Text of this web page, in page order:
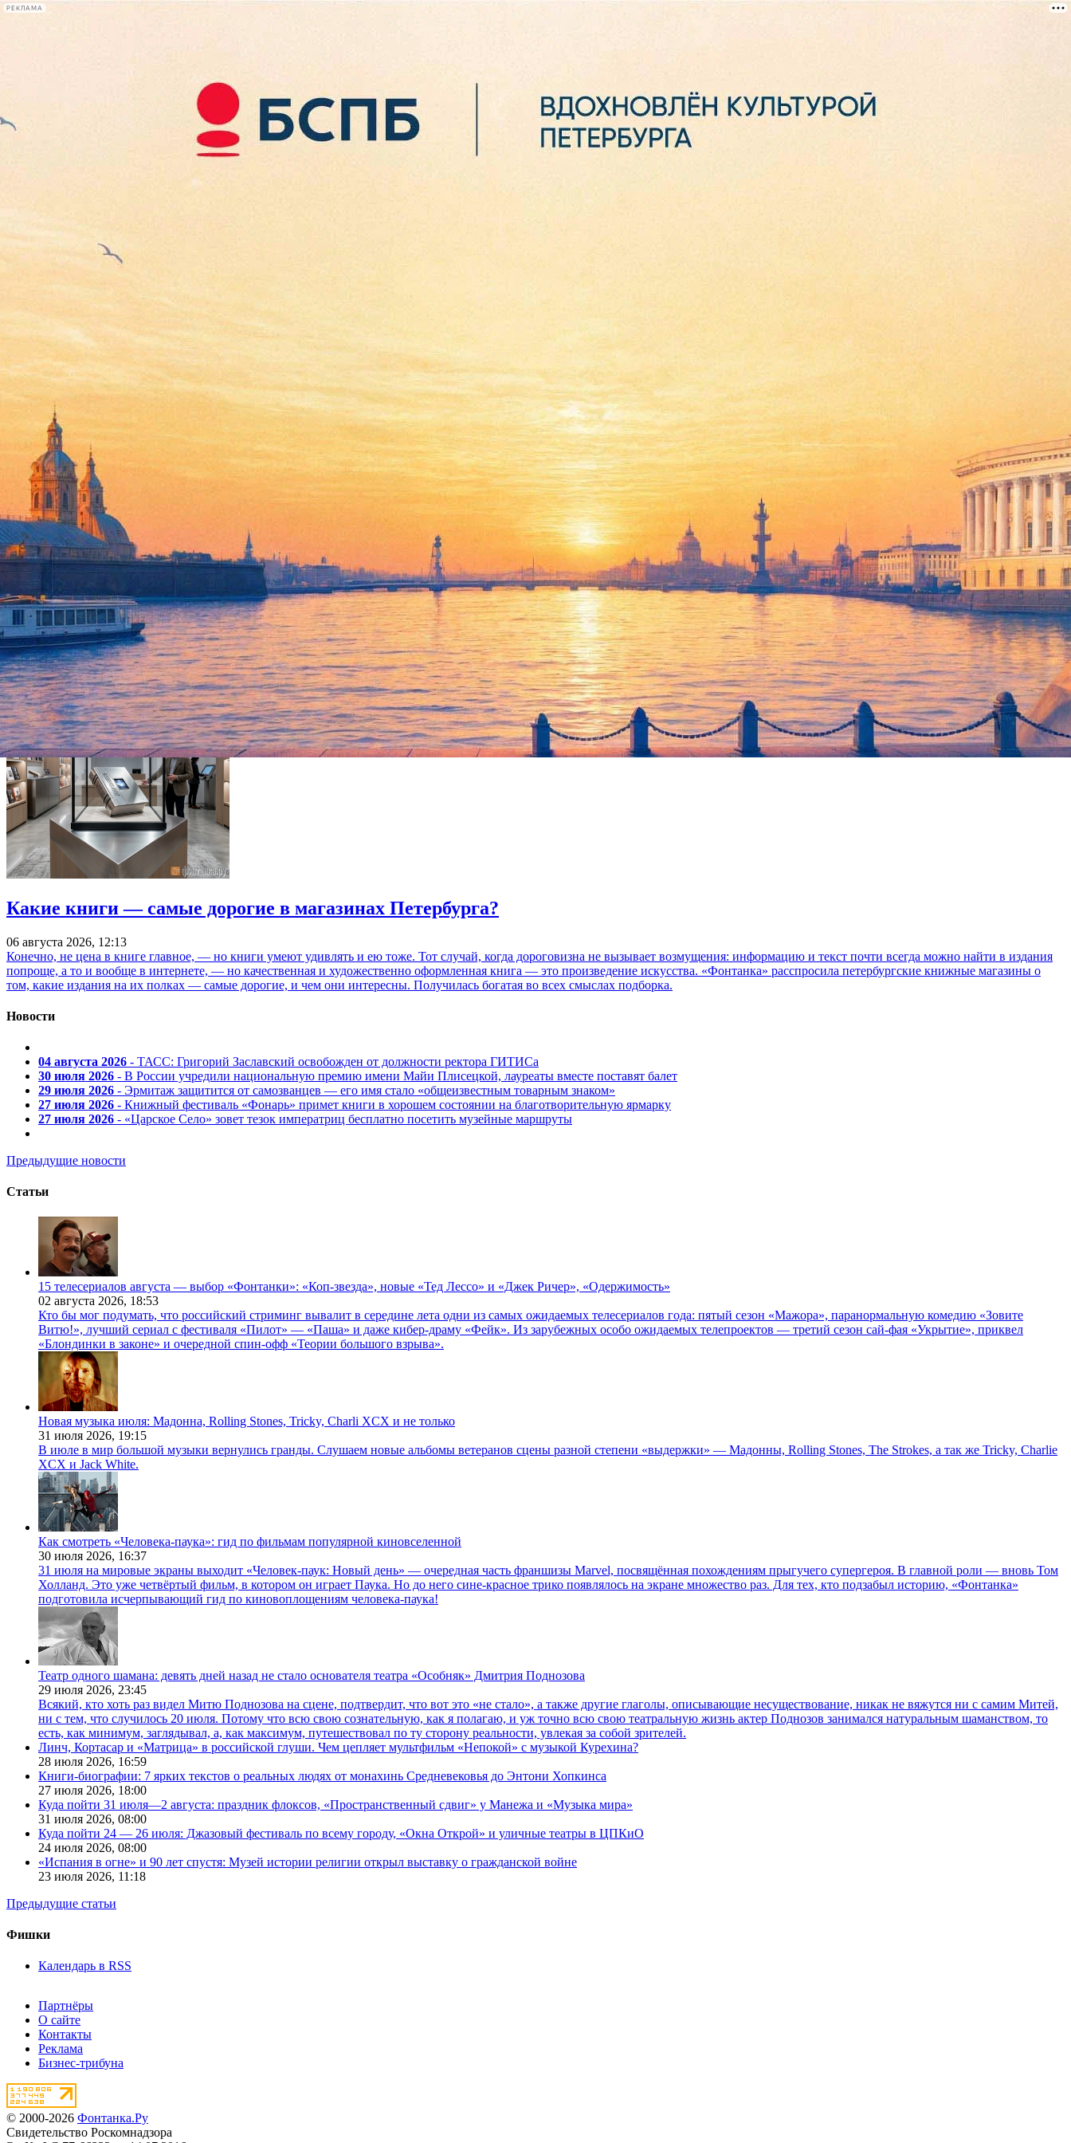
РЕКЛАМА
лекции
книги
На Дворцовой площади выступит группа Therr Maitz
07 августа 2017,
Стало известно, какой музыкальный коллектив выступит на открытии фестиваля «Послание к человеку», которое запланировано на Дворцовой площади 15 сентября. В рамках церемонии
пройдет концерт российского коллектива Therr Maitz. Инди-группа вокалиста, клавишника и продюсера Антона Беляева в прошлом году получила статус лучшей из российских по версии
MTV Europe Music Awards.
Кроме того, в рамках церемонии публика под открытым небом посмотрит фильм-открытие фестиваля – «Человек с киноаппаратом» Дзиги Вертова, снятый в 1929 году.
Побывать на показе и на концерте можно будет бесплатно. Фестиваль «Послание к человеку» пройдет с 15 по 22 сентября. Как ранееписала
«Фонтанка», в жюри документальных фильмов
войдет французский писатель и режиссер Фредерик Бегбедер.
Фонтанка.ру
Какие книги — самые дорогие в магазинах Петербурга?
06 августа 2026, 12:13
Конечно, не цена в книге главное, — но книги умеют удивлять и ею тоже. Тот случай, когда дороговизна не вызывает возмущения: информацию и текст почти всегда можно найти в издания
попроще, а то и вообще в интернете, — но качественная и художественно оформленная книга — это произведение искусства. «Фонтанка» расспросила петербургские книжные магазины о
том, какие издания на их полках — самые дорогие, и чем они интересны. Получилась богатая во всех смыслах подборка.
Новости
04 августа 2026 - ТАСС: Григорий Заславский освобожден от должности ректора ГИТИСа
30 июля 2026 - В России учредили национальную премию имени Майи Плисецкой, лауреаты вместе поставят балет
29 июля 2026 - Эрмитаж защитится от самозванцев — его имя стало «общеизвестным товарным знаком»
27 июля 2026 - Книжный фестиваль «Фонарь» примет книги в хорошем состоянии на благотворительную ярмарку
27 июля 2026 - «Царское Село» зовет тезок императриц бесплатно посетить музейные маршруты
Предыдущие новости
Статьи
15 телесериалов августа — выбор «Фонтанки»: «Коп-звезда», новые «Тед Лессо» и «Джек Ричер», «Одержимость»
02 августа 2026, 18:53
Кто бы мог подумать, что российский стриминг вывалит в середине лета одни из самых ожидаемых телесериалов года: пятый сезон «Мажора», паранормальную комедию «Зовите
Витю!», лучший сериал с фестиваля «Пилот» — «Паша» и даже кибер-драму «Фейк». Из зарубежных особо ожидаемых телепроектов — третий сезон сай-фая «Укрытие», приквел
«Блондинки в законе» и очередной спин-офф «Теории большого взрыва».
Новая музыка июля: Мадонна, Rolling Stones, Tricky, Charli XCX и не только
31 июля 2026, 19:15
В июле в мир большой музыки вернулись гранды. Слушаем новые альбомы ветеранов сцены разной степени «выдержки» — Мадонны, Rolling Stones, The Strokes, а так же Tricky, Charlie
XCX и Jack White.
Как смотреть «Человека-паука»: гид по фильмам популярной киновселенной
30 июля 2026, 16:37
31 июля на мировые экраны выходит «Человек-паук: Новый день» — очередная часть франшизы Marvel, посвящённая похождениям прыгучего супергероя. В главной роли — вновь Том
Холланд. Это уже четвёртый фильм, в котором он играет Паука. Но до него сине-красное трико появлялось на экране множество раз. Для тех, кто подзабыл историю, «Фонтанка»
подготовила исчерпывающий гид по киновоплощениям человека-паука!
Театр одного шамана: девять дней назад не стало основателя театра «Особняк» Дмитрия Поднозова
29 июля 2026, 23:45
Всякий, кто хоть раз видел Митю Поднозова на сцене, подтвердит, что вот это «не стало», а также другие глаголы, описывающие несуществование, никак не вяжутся ни с самим Митей,
ни с тем, что случилось 20 июля. Потому что всю свою сознательную, как я полагаю, и уж точно всю свою театральную жизнь актер Поднозов занимался натуральным шаманством, то
есть, как минимум, заглядывал, а, как максимум, путешествовал по ту сторону реальности, увлекая за собой зрителей.
Линч, Кортасар и «Матрица» в российской глуши. Чем цепляет мультфильм «Непокой» с музыкой Курехина?
28 июля 2026, 16:59
Книги-биографии: 7 ярких текстов о реальных людях от монахинь Средневековья до Энтони Хопкинса
27 июля 2026, 18:00
Куда пойти 31 июля—2 августа: праздник флоксов, «Пространственный сдвиг» у Манежа и «Музыка мира»
31 июля 2026, 08:00
Куда пойти 24 — 26 июля: Джазовый фестиваль по всему городу, «Окна Открой» и уличные театры в ЦПКиО
24 июля 2026, 08:00
«Испания в огне» и 90 лет спустя: Музей истории религии открыл выставку о гражданской войне
23 июля 2026, 11:18
Предыдущие статьи
Фишки
Календарь в RSS
Партнёры
О сайте
Контакты
Реклама
Бизнес-трибуна
© 2000-2026 Фонтанка.Ру
Свидетельство Роскомнадзора